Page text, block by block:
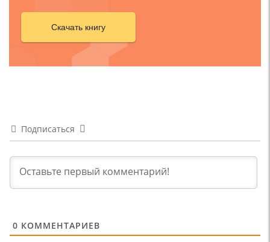
Скачать книгу
Подписаться
0 КОММЕНТАРИЕВ